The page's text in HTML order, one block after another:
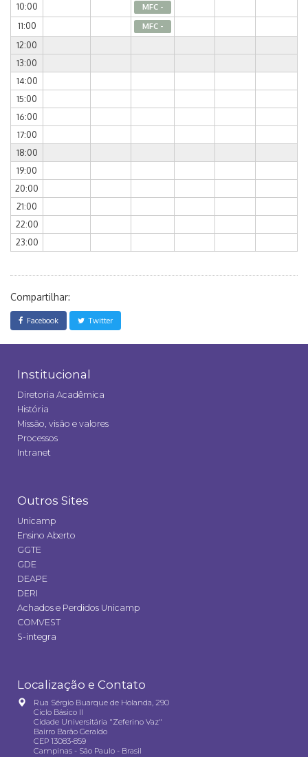
10:00 MFC -
11:00 MFC -
12:00
13:00
14:00
15:00
16:00
17:00
18:00
19:00
20:00
21:00
22:00
23:00
Compartilhar:
Facebook Twitter
Institucional
Diretoria Acadêmica
História
Missão, visão e valores
Processos
Intranet
Outros Sites
Unicamp
Ensino Aberto
GGTE
GDE
DEAPE
DERI
Achados e Perdidos Unicamp
COMVEST
S-integra
Localização e Contato
Rua Sérgio Buarque de Holanda, 290
Ciclo Básico II
Cidade Universitária "Zeferino Vaz"
Bairro Barão Geraldo
CEP 13083-859
Campinas - São Paulo - Brasil